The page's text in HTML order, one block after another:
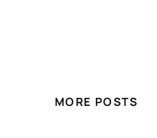
MORE POSTS